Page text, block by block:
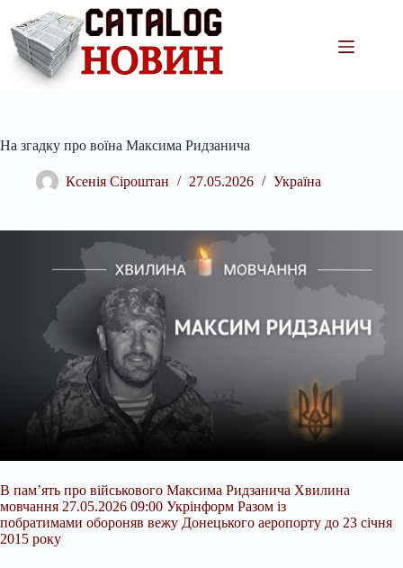
вмісту
На згадку про воїна Максима Ридзанича
Ксенія Сіроштан 27.05.2026 Україна
В пам’ять про військового Максима Ридзанича Хвилина
мовчання 27.05.2026 09:00 Укрінформ Разом із
побратимами обороняв вежу Донецького аеропорту до 23 січня
2015 року